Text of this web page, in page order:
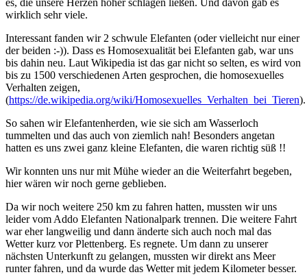
es, die unsere Herzen höher schlagen ließen. Und davon gab es
wirklich sehr viele.
Interessant fanden wir 2 schwule Elefanten (oder vielleicht nur einer
der beiden :-)). Dass es Homosexualität bei Elefanten gab, war uns
bis dahin neu. Laut Wikipedia ist das gar nicht so selten, es wird von
bis zu 1500 verschiedenen Arten gesprochen, die homosexuelles
Verhalten zeigen,
(https://de.wikipedia.org/wiki/Homosexuelles_Verhalten_bei_Tieren).
So sahen wir Elefantenherden, wie sie sich am Wasserloch
tummelten und das auch von ziemlich nah! Besonders angetan
hatten es uns zwei ganz kleine Elefanten, die waren richtig süß !!
Wir konnten uns nur mit Mühe wieder an die Weiterfahrt begeben,
hier wären wir noch gerne geblieben.
Da wir noch weitere 250 km zu fahren hatten, mussten wir uns
leider vom Addo Elefanten Nationalpark trennen. Die weitere Fahrt
war eher langweilig und dann änderte sich auch noch mal das
Wetter kurz vor Plettenberg. Es regnete. Um dann zu unserer
nächsten Unterkunft zu gelangen, mussten wir direkt ans Meer
runter fahren, und da wurde das Wetter mit jedem Kilometer besser.